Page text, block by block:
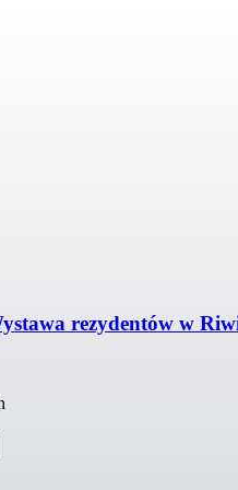
rezydentów w